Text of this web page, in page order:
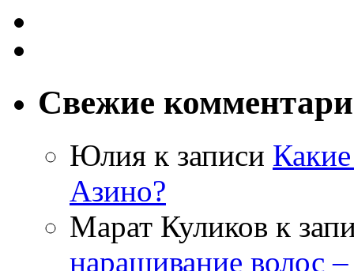
Свежие
Юлия к записи
Азино?
Марат Куликов к
наращивание волос